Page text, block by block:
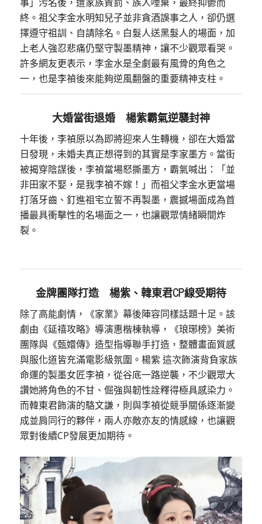
終。祖父李金水明知兒子並非貪酒誤事之人，卻仍選
擇遵守祖訓、自請除名。白髮人送黑髮人的場面，加
上老人強忍悲痛仍堅守製墨精神，讓不少觀眾看哭。
許多網友更表示，李金水是全劇最有風骨的角色之
一，也是李禎後來能夠逆風翻盤的重要精神支柱。
大婚當街退婚 楊紫霸氣逆襲封神
十年後，李禎原以為即將迎來人生轉機，卻在大婚當
日發現，未婚夫真正想得到的其實是李家墨方。當街
被揭穿陰謀後，李禎當場怒撕墨方，霸氣喊出：「並
非田家不娶，是我李禎不嫁！」而祖父李金水更當場
打落牙齒、釘進祖宅立誓不再製墨，震撼場面成為首
播最具衝擊性的名場面之一，也讓觀眾情緒瞬間炸
裂。
金牌團隊打造 楊紫、韓東君CP線受期待
除了高能劇情，《家業》幕後陣容同樣話題十足。該
劇由《延禧攻略》導演惠楷棟執導，《琅琊榜》美術
團隊與《甄嬛傳》造型指導聯手打造，整體畫面質感
與服化道皆充滿電影級氛圍。楊紫 這次飾演背負家族
命運的製墨女匠李禎，從谷底一路逆襲，不少觀眾大
讚她將角色的不甘、倔強與韌性詮釋得極具感染力。
而韓東君飾演的駱文謙，則與李禎從競爭關係逐漸變
成並肩同行的夥伴，兩人亦敵亦友的情感線，也讓觀
眾對後續CP發展更加期待。